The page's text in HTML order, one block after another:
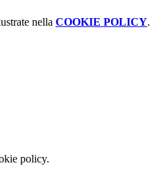
nella COOKIE POLICY.
policy.